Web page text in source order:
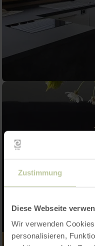
Zustimmung
Diese Webseite
Wir verwenden
personalisieren,